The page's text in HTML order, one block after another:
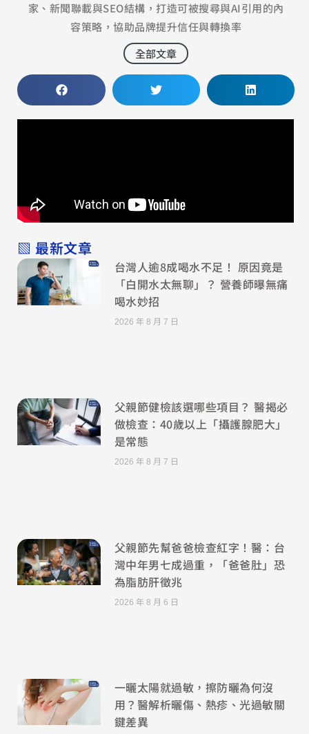
家、新聞聯載與SEO結構，打造可被搜尋與AI引用的內
容策略，協助品牌提升信任與轉換率
全部文章
▧ 最新文章
台灣人逾8成喝水不足！ 原因竟是
「白開水太無聊」？ 營養師曝無痛
喝水妙招
2026 年 8 月 7 日
父親節健檢該選哪些項目？ 醫揭必
做檢查：40歲以上「攝護腺肥大」
是常態
2026 年 8 月 7 日
父親節先幫爸爸檢查紅字！醫：台
灣中年男七成過重，「爸爸肚」恐
為脂肪肝徵兆
2026 年 8 月 6 日
一曬太陽就過敏，擦防曬為何沒
用？醫解析曬傷、熱疹、光過敏關
鍵差異